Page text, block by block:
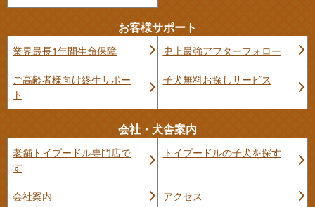
お客様サポート
業界最長1年間生命保障 史上最強アフターフォロー
ご高齢者様向け終生サポー
ト
子犬無料お探しサービス
会社・犬舎案内
老舗トイプードル専門店で
す
トイプードルの子犬を探す
会社案内 アクセス